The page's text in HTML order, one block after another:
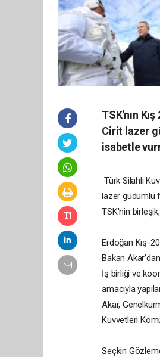
TSK'nın
Cirit lazer
isabetle
Türk Silahlı
lazer güdümlü
TSK'nin
Erdoğan Kış-
Bakan Akar'dan
İş birliği ve
amacıyla
Akar,
Kuvvetleri
Seçkin